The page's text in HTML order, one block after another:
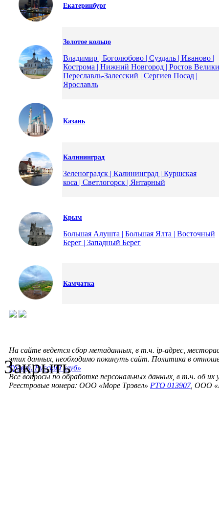
Екатеринбург
Золотое кольцо
Владимир | Боголюбово | Суздаль | Иваново |
Кострома | Нижний Новгород | Ростов
Переславль-Залесский | Сергиев Посад |
Ярославль
Казань
Калининград
Зеленоградск | Калининград | Куршская
коса | Светлогорск | Янтарный
Крым
Большая Алушта | Большая Ялта | Восточный
Берег | Западный Берег
Камчатка
На сайте ведется сбор метаданных, в т.ч. ip-адрес,
этих данных, необходимо покинуть сайт. Политика в
Трэвел. Русский клуб»
Все вопросы по обработке персональных данных, в т.ч. об их
Реестровые номера: ООО «Море Трэвел» РТО 013907, ООО
Закрыть